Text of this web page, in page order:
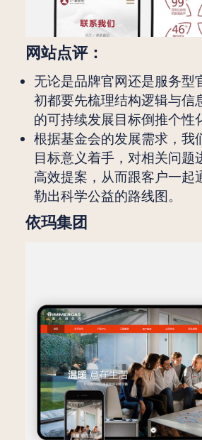
网站点评：
无论是品牌官网还是服务型
初都要先梳理结构逻辑与信
的可持续发展目标倒推个性
根据基金会的发展需求，我
目标意义着手，对相关问题
高效提案，从而跟客户一起
勒出科学公益的路线图。
依玛集团